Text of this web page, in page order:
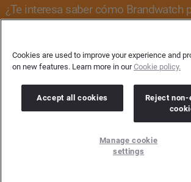
¿Te interesa saber cómo Brandwatch
entender mejor a tus consumidores
Cookies are used to improve your experience and
on new features. Learn more in ourCookie policy.
Accept all cookies
Reject non-
Manage cookie
settings